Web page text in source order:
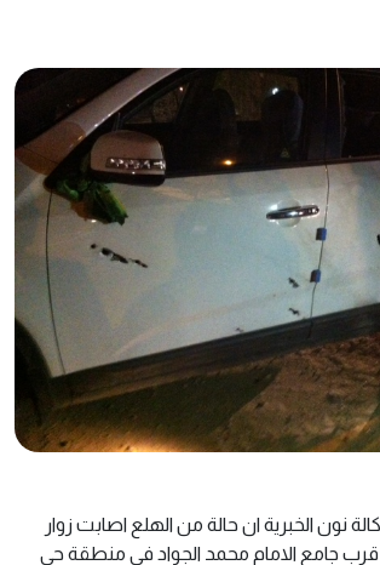
نون الخبرية ان حالة من الهلع اصابت زوار
جامع الامام محمد الجواد في منطقة حي